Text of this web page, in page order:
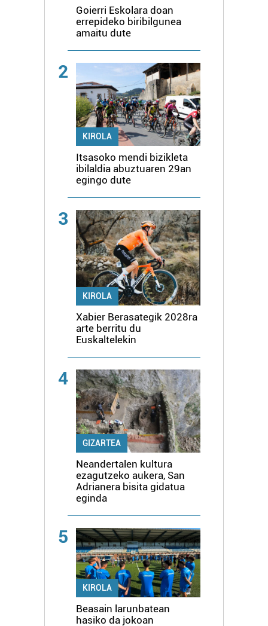
Goierri Eskolara doan
errepideko biribilgunea
amaitu dute
2
KIROLA
Itsasoko mendi bizikleta
ibilaldia abuztuaren 29an
egingo dute
3
KIROLA
Xabier Berasategik 2028ra
arte berritu du
Euskaltelekin
4
GIZARTEA
Neandertalen kultura
ezagutzeko aukera, San
Adrianera bisita gidatua
eginda
5
KIROLA
Beasain larunbatean
hasiko da jokoan